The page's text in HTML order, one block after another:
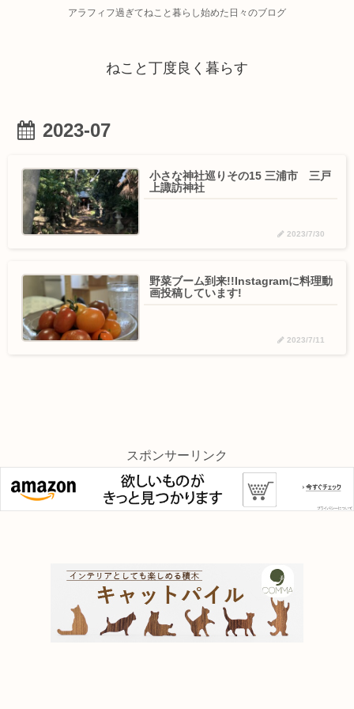
アラフィフ過ぎてねこと暮らし始めた日々のブログ
ねこと丁度良く暮らす
2023-07
小さな神社巡りその15 三浦市 三戸
上諏訪神社
2023/7/30
野菜ブーム到来!!Instagramに料理動
画投稿しています!
2023/7/11
スポンサーリンク